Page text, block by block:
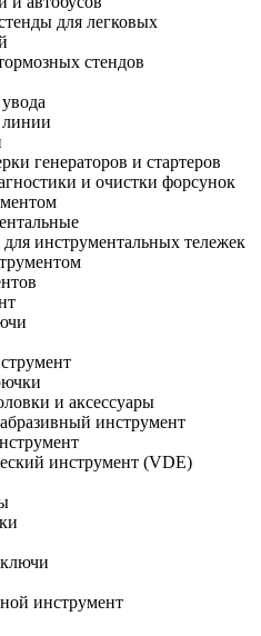
для легковых
стендов
линии
генераторов и стартеров
и очистки форсунок
инструментальных тележек
и аксессуары
инструмент
инструмент (VDE)
инструмент